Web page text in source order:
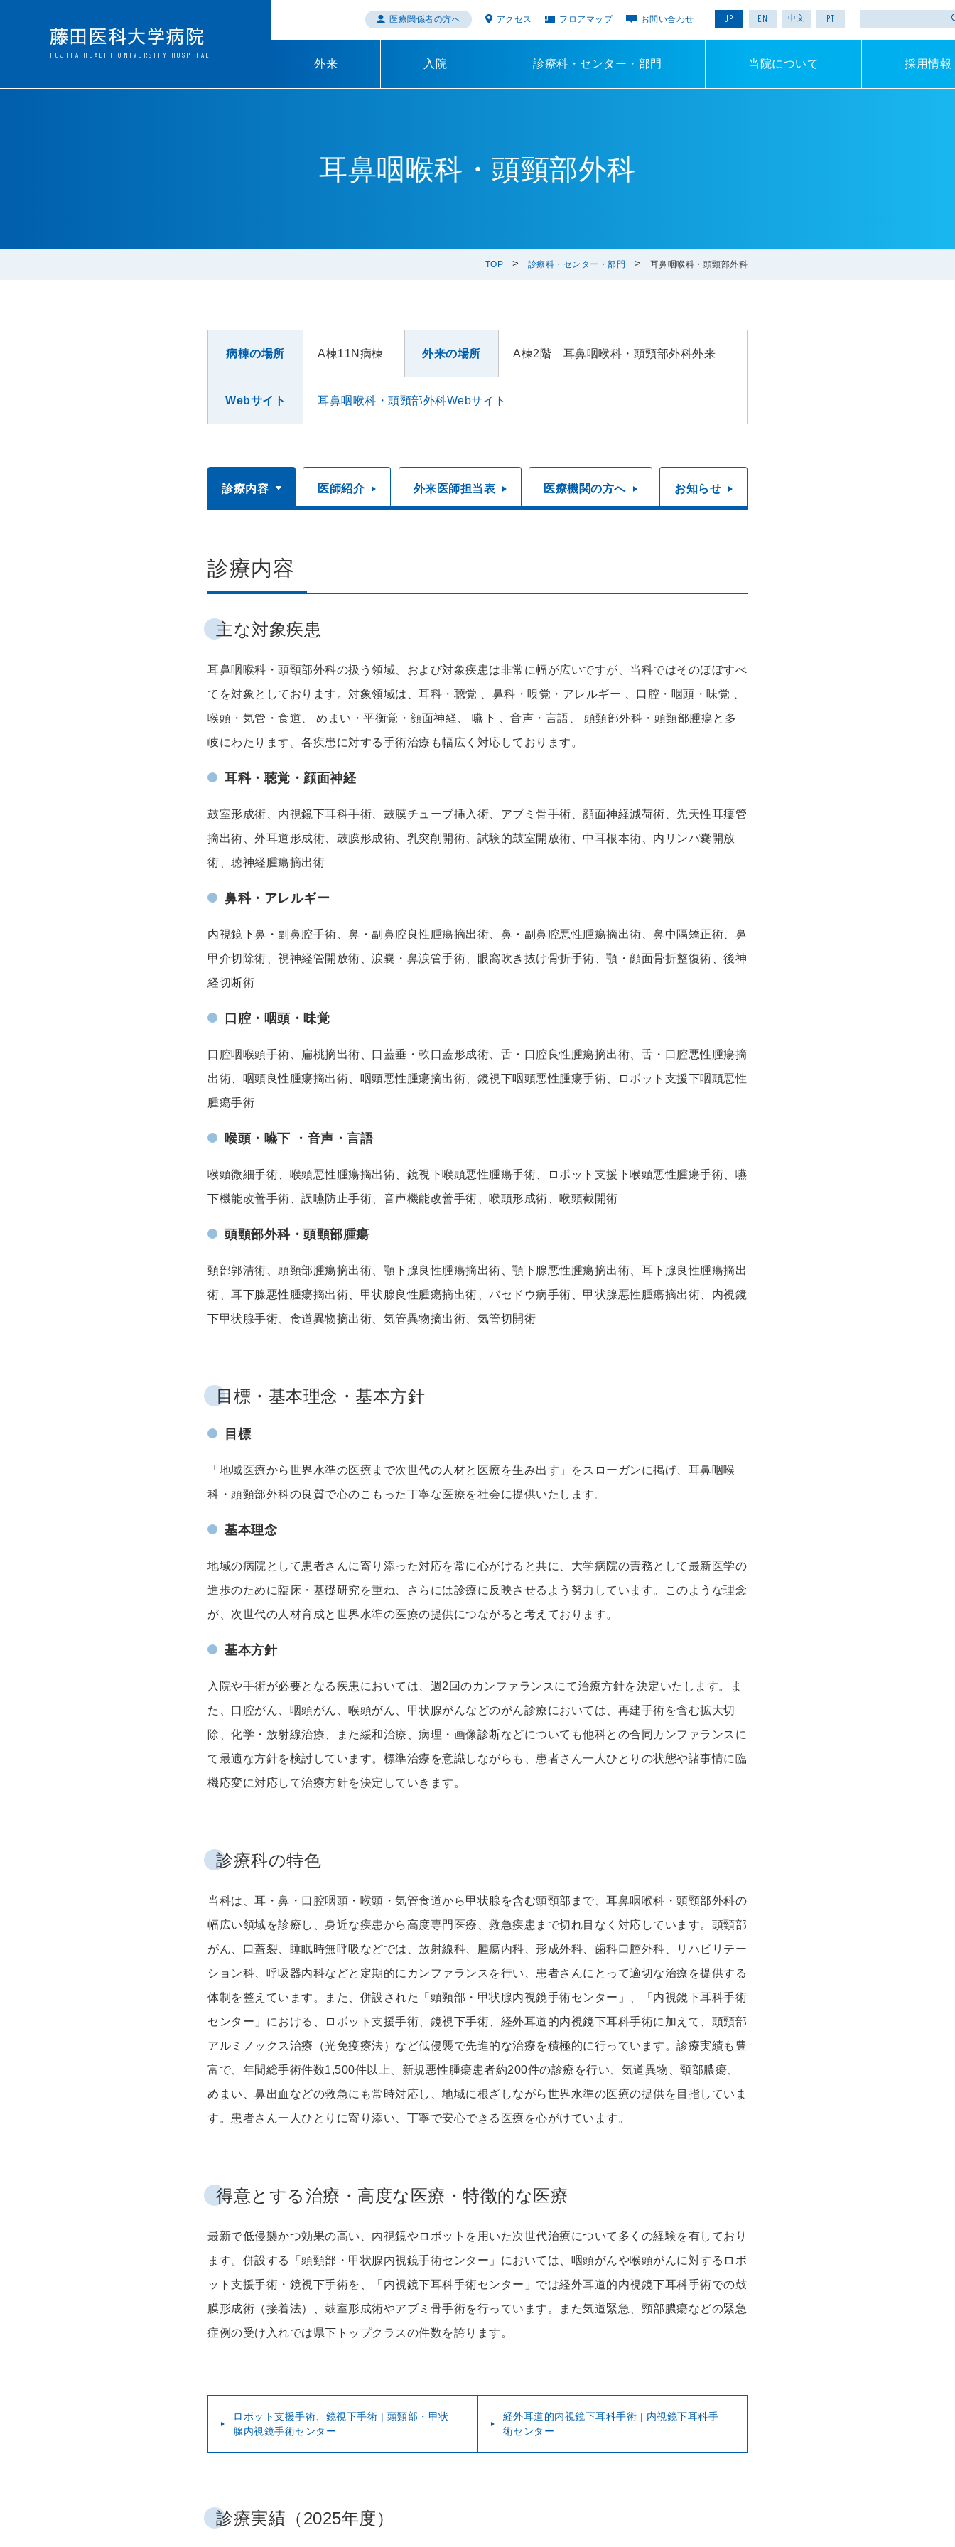
医療関係者の方へ アクセス フロアマップ お問い合わせ JP EN 中文 PT
FUJITA HEALTH UNIVERSITY HOSPITAL
外来 入院 診療科・センター・部門 当院について 採用情報
耳鼻咽喉科・頭頸部外科
TOP 診療科・センター・部門 耳鼻咽喉科・頭頸部外科
病棟の場所 A棟11N病棟 外来の場所 A棟2階 耳鼻咽喉科・頭頸部外科外来
Webサイト 耳鼻咽喉科・頭頸部外科Webサイト
診療内容 医師紹介 外来医師担当表 医療機関の方へ お知らせ
診療内容
主な対象疾患
耳鼻咽喉科・頭頸部外科の扱う領域、および対象疾患は非常に幅が広いですが、当科ではそのほぼすべ
てを対象としております。対象領域は、耳科・聴覚 、鼻科・嗅覚・アレルギー 、口腔・咽頭・味覚 、
喉頭・気管・食道、 めまい・平衡覚・顔面神経、 嚥下 、音声・言語、 頭頸部外科・頭頸部腫瘍と多
岐にわたります。各疾患に対する手術治療も幅広く対応しております。
耳科・聴覚・顔面神経
鼓室形成術、内視鏡下耳科手術、鼓膜チューブ挿入術、アブミ骨手術、顔面神経減荷術、先天性耳瘻管
摘出術、外耳道形成術、鼓膜形成術、乳突削開術、試験的鼓室開放術、中耳根本術、内リンパ嚢開放
術、聴神経腫瘍摘出術
鼻科・アレルギー
内視鏡下鼻・副鼻腔手術、鼻・副鼻腔良性腫瘍摘出術、鼻・副鼻腔悪性腫瘍摘出術、鼻中隔矯正術、鼻
甲介切除術、視神経管開放術、涙嚢・鼻涙管手術、眼窩吹き抜け骨折手術、顎・顔面骨折整復術、後神
経切断術
口腔・咽頭・味覚
口腔咽喉頭手術、扁桃摘出術、口蓋垂・軟口蓋形成術、舌・口腔良性腫瘍摘出術、舌・口腔悪性腫瘍摘
出術、咽頭良性腫瘍摘出術、咽頭悪性腫瘍摘出術、鏡視下咽頭悪性腫瘍手術、ロボット支援下咽頭悪性
腫瘍手術
喉頭・嚥下 ・音声・言語
喉頭微細手術、喉頭悪性腫瘍摘出術、鏡視下喉頭悪性腫瘍手術、ロボット支援下喉頭悪性腫瘍手術、嚥
下機能改善手術、誤嚥防止手術、音声機能改善手術、喉頭形成術、喉頭截開術
頭頸部外科・頭頸部腫瘍
頸部郭清術、頭頸部腫瘍摘出術、顎下腺良性腫瘍摘出術、顎下腺悪性腫瘍摘出術、耳下腺良性腫瘍摘出
術、耳下腺悪性腫瘍摘出術、甲状腺良性腫瘍摘出術、バセドウ病手術、甲状腺悪性腫瘍摘出術、内視鏡
下甲状腺手術、食道異物摘出術、気管異物摘出術、気管切開術
目標・基本理念・基本方針
目標
「地域医療から世界水準の医療まで次世代の人材と医療を生み出す」をスローガンに掲げ、耳鼻咽喉
科・頭頸部外科の良質で心のこもった丁寧な医療を社会に提供いたします。
基本理念
地域の病院として患者さんに寄り添った対応を常に心がけると共に、大学病院の責務として最新医学の
進歩のために臨床・基礎研究を重ね、さらには診療に反映させるよう努力しています。このような理念
が、次世代の人材育成と世界水準の医療の提供につながると考えております。
基本方針
入院や手術が必要となる疾患においては、週2回のカンファランスにて治療方針を決定いたします。ま
た、口腔がん、咽頭がん、喉頭がん、甲状腺がんなどのがん診療においては、再建手術を含む拡大切
除、化学・放射線治療、また緩和治療、病理・画像診断などについても他科との合同カンファランスに
て最適な方針を検討しています。標準治療を意識しながらも、患者さん一人ひとりの状態や諸事情に臨
機応変に対応して治療方針を決定していきます。
診療科の特色
当科は、耳・鼻・口腔咽頭・喉頭・気管食道から甲状腺を含む頭頸部まで、耳鼻咽喉科・頭頸部外科の
幅広い領域を診療し、身近な疾患から高度専門医療、救急疾患まで切れ目なく対応しています。頭頸部
がん、口蓋裂、睡眠時無呼吸などでは、放射線科、腫瘍内科、形成外科、歯科口腔外科、リハビリテー
ション科、呼吸器内科などと定期的にカンファランスを行い、患者さんにとって適切な治療を提供する
体制を整えています。また、併設された「頭頸部・甲状腺内視鏡手術センター」、「内視鏡下耳科手術
センター」における、ロボット支援手術、鏡視下手術、経外耳道的内視鏡下耳科手術に加えて、頭頸部
アルミノックス治療（光免疫療法）など低侵襲で先進的な治療を積極的に行っています。診療実績も豊
富で、年間総手術件数1,500件以上、新規悪性腫瘍患者約200件の診療を行い、気道異物、頸部膿瘍、
めまい、鼻出血などの救急にも常時対応し、地域に根ざしながら世界水準の医療の提供を目指していま
す。患者さん一人ひとりに寄り添い、丁寧で安心できる医療を心がけています。
得意とする治療・高度な医療・特徴的な医療
最新で低侵襲かつ効果の高い、内視鏡やロボットを用いた次世代治療について多くの経験を有しており
ます。併設する「頭頸部・甲状腺内視鏡手術センター」においては、咽頭がんや喉頭がんに対するロボ
ット支援手術・鏡視下手術を、「内視鏡下耳科手術センター」では経外耳道的内視鏡下耳科手術での鼓
膜形成術（接着法）、鼓室形成術やアブミ骨手術を行っています。また気道緊急、頸部膿瘍などの緊急
症例の受け入れでは県下トップクラスの件数を誇ります。
ロボット支援手術、鏡視下手術 | 頭頸部・甲状
腺内視鏡手術センター
経外耳道的内視鏡下耳科手術 | 内視鏡下耳科手
術センター
診療実績（2025年度）